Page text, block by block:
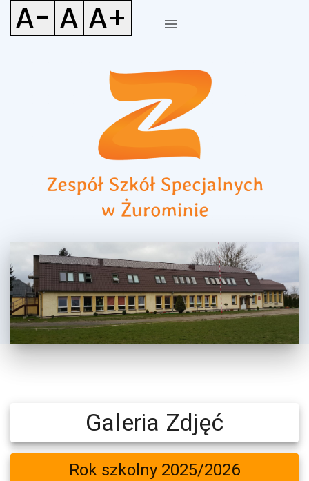
A- A A+
Galeria Zdjęć
Rok szkolny 2025/2026